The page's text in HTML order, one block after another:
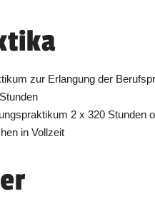
zur Erlangung der
2 x 320 Stunden
in Vollzeit